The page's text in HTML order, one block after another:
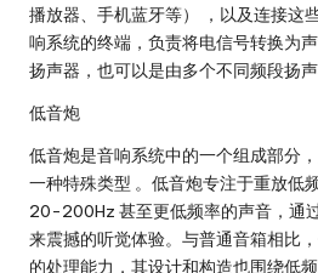
播放器、手机蓝牙等）
，以及连接这
响系统的终端，负责将电信号转换为
扬声器，也可以是由多个不同频段扬声
低音炮
低音炮是音响系统中的一个组成部分
一种特殊类型 。低音炮专注于重放低
20-200Hz 甚至更低频率的声音，通
来震撼的听觉体验。与普通音箱相比
的处理能力，其设计和构造也围绕低频